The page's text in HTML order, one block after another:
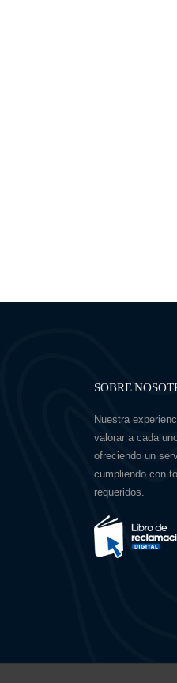
SOBRE
Nuestra
valorar a cada
ofreciendo un
cumpliendo con
requeridos.